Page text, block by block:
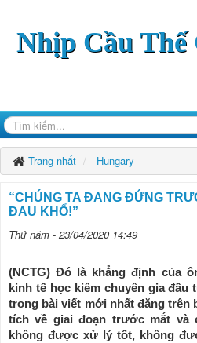
Nhịp Cầu
Trang nhất Hungary
“CHÚNG TA ĐANG ĐỨNG
ĐAU KHỔ!”
Thứ năm - 23/04/2020 14:49
(NCTG) Đó là khẳng định của
kinh tế học kiêm chuyên gia đầu
trong bài viết mới nhất đăng trên
tích về giai đoạn trước mắt và
không được xử lý tốt, không